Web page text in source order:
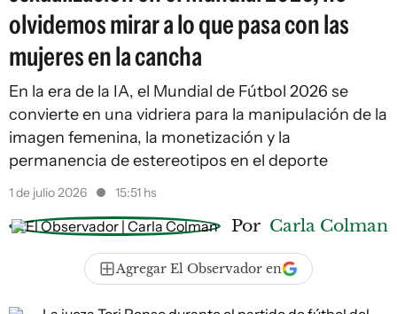
olvidemos mirar a lo que pasa con las
mujeres en la cancha
En la era de la IA, el Mundial de Fútbol 2026 se
convierte en una vidriera para la manipulación de la
imagen femenina, la monetización y la
permanencia de estereotipos en el deporte
1 de julio 2026 15:51 hs
Por Carla Colman
Agregar El Observador en